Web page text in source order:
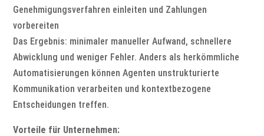
Genehmigungsverfahren einleiten und Zahlungen
vorbereiten
Das Ergebnis: minimaler manueller Aufwand, schnellere
Abwicklung und weniger Fehler. Anders als herkömmliche
Automatisierungen können Agenten unstrukturierte
Kommunikation verarbeiten und kontextbezogene
Entscheidungen treffen.
Vorteile für Unternehmen: